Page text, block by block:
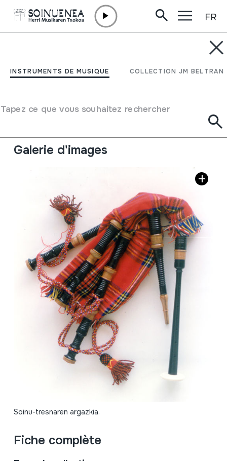
INSTRUMENTS DE MUSIQUE COLLECTION JM BELTRAN
Tapez ce que vous souhaitez rechercher
FR
BAGPIPE
Type d'instrument de musique
Aérophones
Galerie d'images
Soinu-tresnaren argazkia.
Fiche complète